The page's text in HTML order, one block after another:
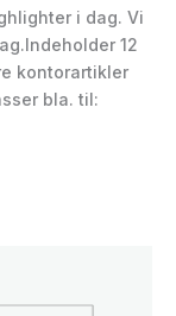
i dag. Vi
12
kontorartikler
bla. til: